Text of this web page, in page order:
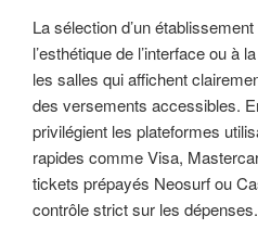
La sélection d’un
l’esthétique de l’interface ou à
les salles qui affichent
des versements accessibles.
privilégient les plateformes
rapides comme Visa,
tickets prépayés Neosurf ou
contrôle strict sur les